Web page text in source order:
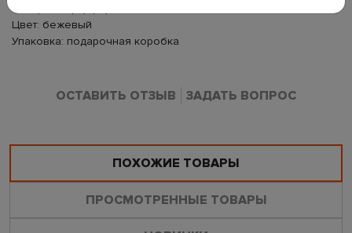
Материал: фарфор
Цвет: бежевый
Упаковка: подарочная коробка
ОСТАВИТЬ ОТЗЫВ ЗАДАТЬ ВОПРОС
ПОХОЖИЕ ТОВАРЫ
ПРОСМОТРЕННЫЕ ТОВАРЫ